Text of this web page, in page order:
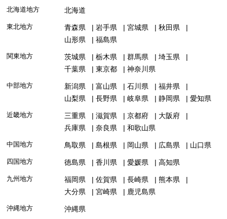
北海道地方 北海道
東北地方 青森県 岩手県 宮城県
秋田県
山形県
福島県
関東地方 茨城県 栃木県 群馬県
埼玉県
千葉県
東京都 神奈川県
中部地方 新潟県 富山県 石川県
福井県
山梨県
長野県 岐阜県 静岡県 愛知県
近畿地方 三重県 滋賀県 京都府
大阪府
兵庫県
奈良県 和歌山県
中国地方 鳥取県 島根県 岡山県 広島県 山口県
四国地方 徳島県 香川県 愛媛県 高知県
九州地方 福岡県 佐賀県 長崎県
熊本県
大分県
宮崎県 鹿児島県
沖縄地方 沖縄県